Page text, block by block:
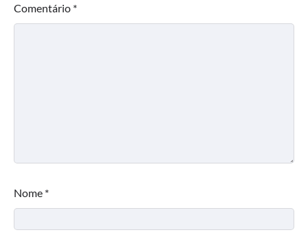
Comentário *
Nome *